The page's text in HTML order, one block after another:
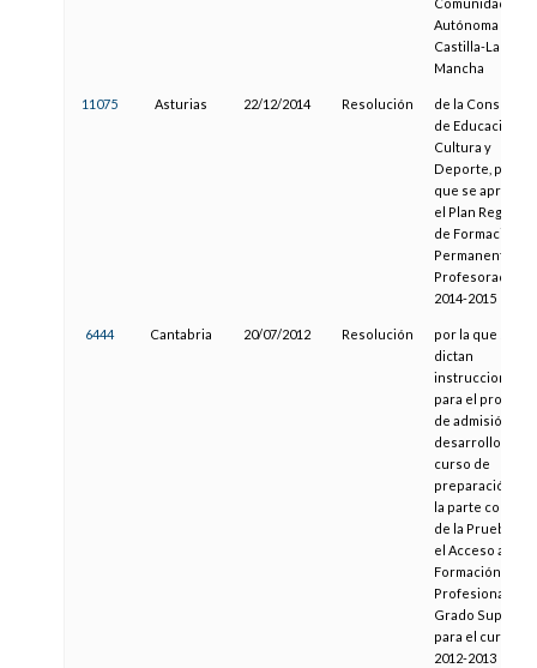
Comunidad
Autónoma de
Castilla-La
Mancha
11075 Asturias 22/12/2014 Resolución
de la Consejería
de Educación,
Cultura y
Deporte, por la
que se aprueba
el Plan Regional
de Formación
Permanente del
Profesorado
2014-2015
6444 Cantabria 20/07/2012 Resolución
por la que se
dictan
instrucciones
para el proceso
de admisión y
desarrollo del
curso de
preparación de
la parte común
de la Prueba
el Acceso a la
Formación
Profesional de
Grado Superior,
para el curso
2012-2013